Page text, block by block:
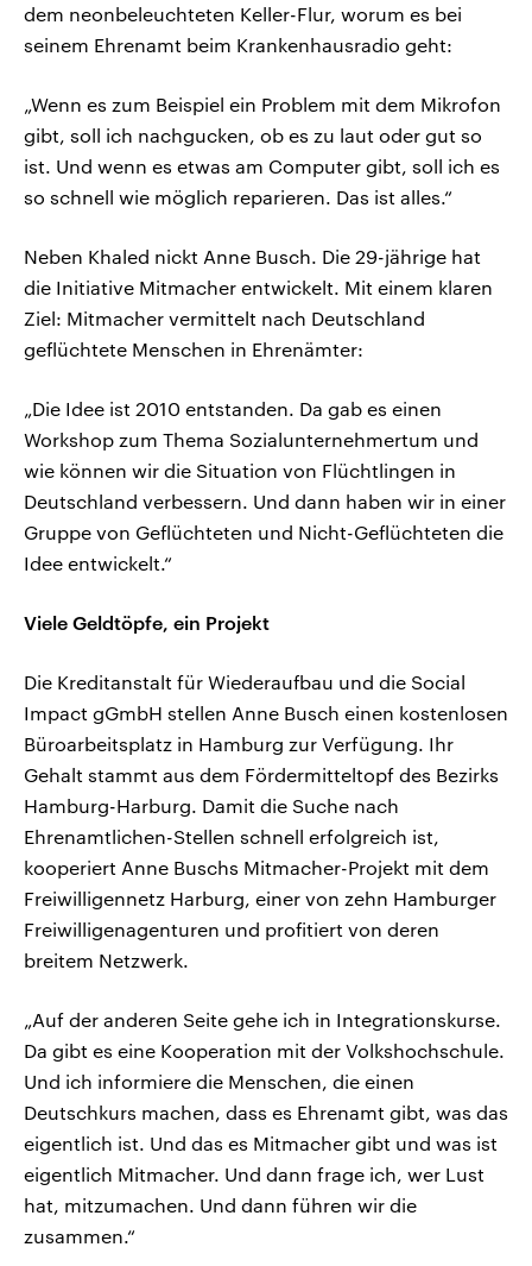
dem neonbeleuchteten Keller-Flur, worum es bei
seinem Ehrenamt beim Krankenhausradio geht:
„Wenn es zum Beispiel ein Problem mit dem Mikrofon
gibt, soll ich nachgucken, ob es zu laut oder gut so
ist. Und wenn es etwas am Computer gibt, soll ich es
so schnell wie möglich reparieren. Das ist alles.“
Neben Khaled nickt Anne Busch. Die 29-jährige hat
die Initiative Mitmacher entwickelt. Mit einem klaren
Ziel: Mitmacher vermittelt nach Deutschland
geflüchtete Menschen in Ehrenämter:
„Die Idee ist 2010 entstanden. Da gab es einen
Workshop zum Thema Sozialunternehmertum und
wie können wir die Situation von Flüchtlingen in
Deutschland verbessern. Und dann haben wir in einer
Gruppe von Geflüchteten und Nicht-Geflüchteten die
Idee entwickelt.“
Viele Geldtöpfe, ein Projekt
Die Kreditanstalt für Wiederaufbau und die Social
Impact gGmbH stellen Anne Busch einen kostenlosen
Büroarbeitsplatz in Hamburg zur Verfügung. Ihr
Gehalt stammt aus dem Fördermitteltopf des Bezirks
Hamburg-Harburg. Damit die Suche nach
Ehrenamtlichen-Stellen schnell erfolgreich ist,
kooperiert Anne Buschs Mitmacher-Projekt mit dem
Freiwilligennetz Harburg, einer von zehn Hamburger
Freiwilligenagenturen und profitiert von deren
breitem Netzwerk.
„Auf der anderen Seite gehe ich in Integrationskurse.
Da gibt es eine Kooperation mit der Volkshochschule.
Und ich informiere die Menschen, die einen
Deutschkurs machen, dass es Ehrenamt gibt, was das
eigentlich ist. Und das es Mitmacher gibt und was ist
eigentlich Mitmacher. Und dann frage ich, wer Lust
hat, mitzumachen. Und dann führen wir die
zusammen.“